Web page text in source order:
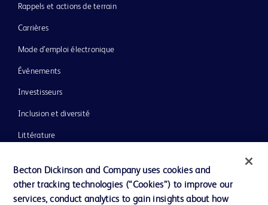
Rappels et actions de terrain
Carrières
Mode d’emploi électronique
Événements
Investisseurs
Inclusion et diversité
Littérature
Notre entreprise
Éthique et conformité
Becton Dickinson and Company uses cookies and
other tracking technologies (“Cookies”) to improve our
services, conduct analytics to gain insights about how